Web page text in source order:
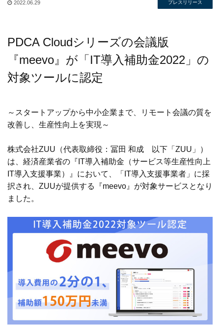
2022.06.29 プレスリリース
PDCA Cloudシリーズの会議版
『meevo』が「IT導入補助金2022」の
対象ツールに認定
～スタートアップから中小企業まで、リモート会議の質を
改善し、生産性向上を実現～
株式会社ZUU（代表取締役：冨田 和成 以下「ZUU」）
は、経済産業省の『IT導入補助金（サービス等生産性向上
IT導入支援事業）』において、「IT導入支援事業者」に採
択され、ZUUが提供する『meevo』が対象サービスとなり
ました。